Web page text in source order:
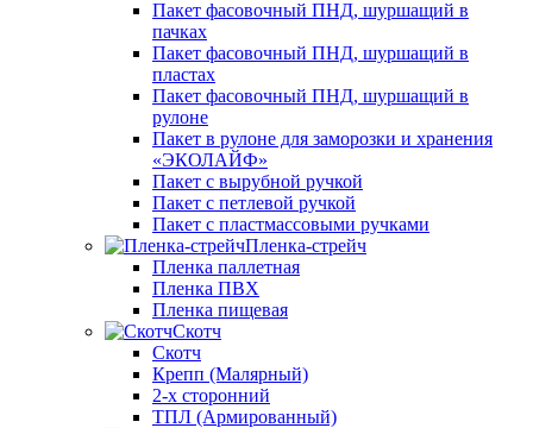
Пакет фасовочный ПНД, шуршащий в
пачках
Пакет фасовочный ПНД, шуршащий в
пластах
Пакет фасовочный ПНД, шуршащий в
рулоне
Пакет в рулоне для заморозки и хранения
«ЭКОЛАЙФ»
Пакет с вырубной ручкой
Пакет с петлевой ручкой
Пакет с пластмассовыми ручками
Пленка-стрейч
Пленка паллетная
Пленка ПВХ
Пленка пищевая
Скотч
Скотч
Крепп (Малярный)
2-х сторонний
ТПЛ (Армированный)